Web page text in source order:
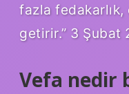
fazla
getirir.” 3 Şubat
Vefa nedir